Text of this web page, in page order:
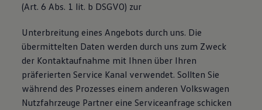
(Art. 6 Abs. 1 lit. b DSGVO) zur
Unterbreitung eines Angebots durch uns. Die
übermittelten Daten werden durch uns zum Zweck
der Kontaktaufnahme mit Ihnen über Ihren
präferierten Service Kanal verwendet. Sollten Sie
während des Prozesses einem anderen Volkswagen
Nutzfahrzeuge Partner eine Serviceanfrage schicken